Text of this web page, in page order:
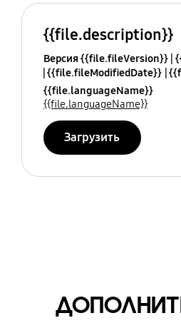
{{file.description}}
Версия {{file.fileVersion}}
{{file.fileModifiedDate}}
{{file.languageName}}
{{file.languageName}}
Загрузить